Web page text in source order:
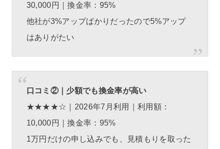
30,000円｜換金率：95%
他社が3%アップばかりだったので5%アップ
はありがたい
口コミ②｜少額でも換金率が高い
★★★★☆｜2026年7月利用｜利用額：
10,000円｜換金率：95%
1万円だけの申し込みでも、見積もりを取った